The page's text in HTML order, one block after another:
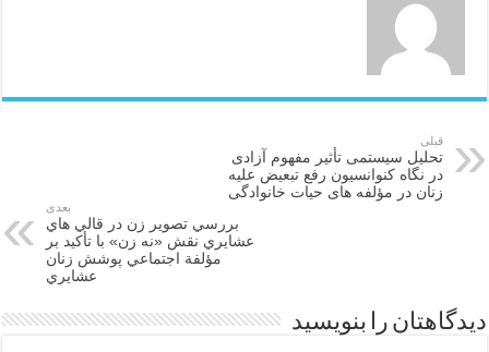
قبلی
تحلیل سیستمی تأثیر مفهوم آزادی
در نگاه کنوانسیون رفع تبعیض علیه
زنان در مؤلفه های حیات خانوادگی
بعدی
بررسي تصوير زن در قالي هاي
عشايري نقش «نه زن» با تأكيد بر
مؤلفة اجتماعي پوشش زنان
عشايري
دیدگاهتان را بنویسید